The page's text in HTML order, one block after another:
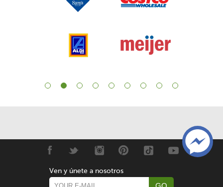
Ven y únete a nosotros